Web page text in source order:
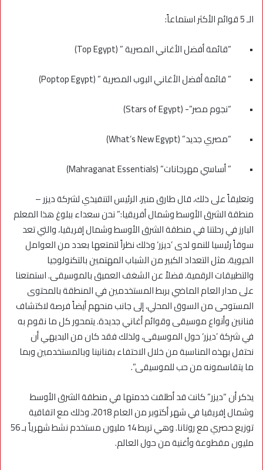
الـ 5 قوائم الأكثر استماعاً:
• “قائمة أفضل الأغاني المصرية ” (Top Egypt)
• ” قائمة أفضل الأغاني البوب المصرية ” (Poptop Egypt)
• “نجوم مصر”- (Stars of Egypt)
• “مصري جديد” (What’s New Egypt)
• ” أساسي مهرجانات” (Mahraganat Essentials)
وتعليقاً على ذلك، قال طارق منير، الرئيس التنفيذي لشركة ديزر –
منطقة الشرق الأوسط وشمال أفريقيا:” نحن سعداء ببلوغ هذا المعلم
البارز في رحلتنا في منطقة الشرق الأوسط وشمال إفريقيا، والتي تعد
سوقاً رئيسيا للنمو لدى ’ديزر‘ وذلك نظراً لتمتعها بعدد من العوامل
الحيوية، مثل التعداد الكبير من الشباب المهتمين بالتكنولوجيا
والتطبيقات الرقمية، فضلاً عن الشغف العميق بالموسيقى. استمتعنا
على مدار العام الماضي بربط المستخدمين في المنطقة بالمحتوى
المستوحى من السوق المحلي، إلى جانب منحهم أيضاً فرصة لاكتشاف
فنانين وأنواع موسيقى وقوائم أغاني جديدة. يتمحور كل ما نقوم به
في شركة ’ديزر‘ حول الموسيقى، ولذلك فقد كان من البديهي أن
نحتفل بهذه المناسبة من خلال الاحتفاء بفنانينا وبالمستخدمين وبما
ما يتقاسمونه من حب للموسيقى”.
يذكر أن “ديزر” كانت قد أطلقت خدمتها في منطقة الشرق الأوسط
وشمال إفريقيا في شهر أكتوبر من العام 2018، وذلك مع اتفاقية
توزيع حصري مع روتانا. وهي تربط 14 مليون مستخدم نشط شهرياً بـ 56
مليون مقطوعة وأغنية من حول العالم.